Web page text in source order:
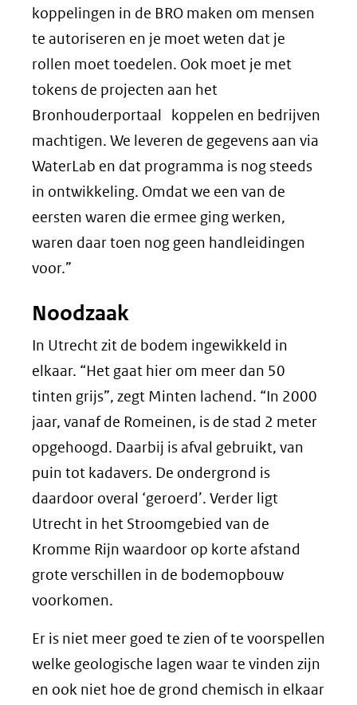
koppelingen in de BRO maken om mensen
te autoriseren en je moet weten dat je
rollen moet toedelen. Ook moet je met
tokens de projecten aan het
Bronhouderportaal koppelen en bedrijven
machtigen. We leveren de gegevens aan via
WaterLab en dat programma is nog steeds
in ontwikkeling. Omdat we een van de
eersten waren die ermee ging werken,
waren daar toen nog geen handleidingen
voor.”
Noodzaak
In Utrecht zit de bodem ingewikkeld in
elkaar. “Het gaat hier om meer dan 50
tinten grijs”, zegt Minten lachend. “In 2000
jaar, vanaf de Romeinen, is de stad 2 meter
opgehoogd. Daarbij is afval gebruikt, van
puin tot kadavers. De ondergrond is
daardoor overal ‘geroerd’. Verder ligt
Utrecht in het Stroomgebied van de
Kromme Rijn waardoor op korte afstand
grote verschillen in de bodemopbouw
voorkomen.
Er is niet meer goed te zien of te voorspellen
welke geologische lagen waar te vinden zijn
en ook niet hoe de grond chemisch in elkaar